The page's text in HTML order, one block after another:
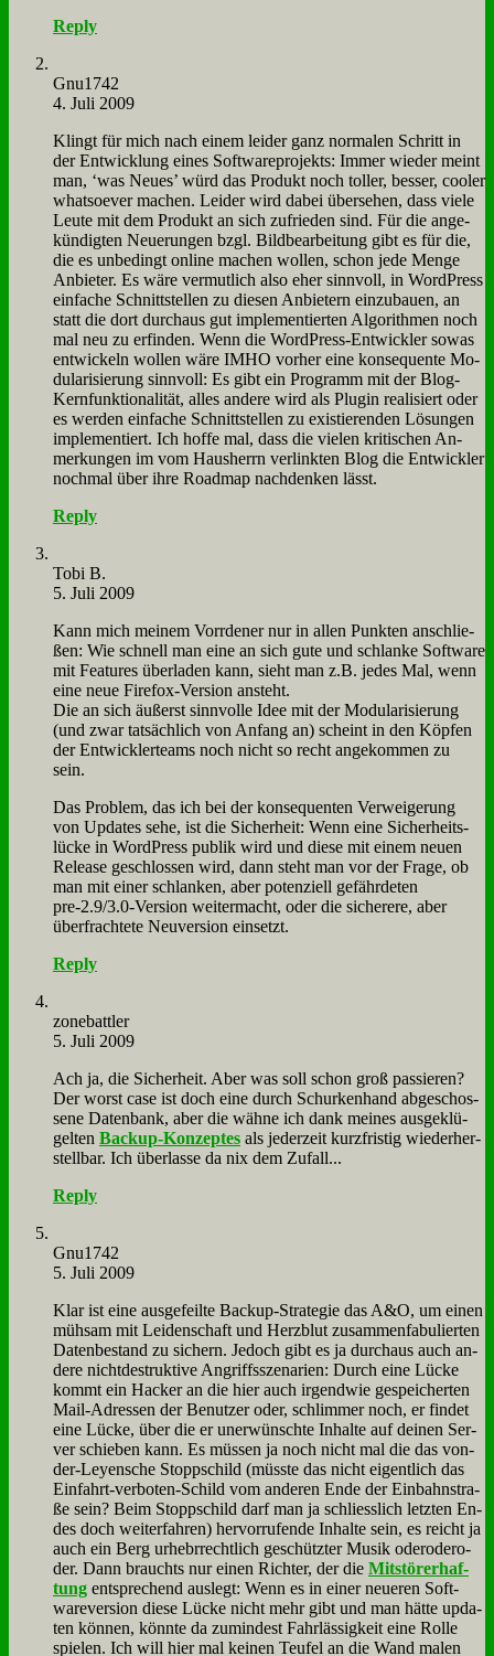
Reply
Gnu1742
4. Juli 2009
Klingt für mich nach ei­nem lei­der ganz nor­ma­len Schritt in
der Ent­wick­lung ei­nes Soft­ware­pro­jekts: Im­mer wie­der meint
man, ‘was Neu­es’ würd das Pro­dukt noch tol­ler, bes­ser, coo­ler
whatsoe­ver ma­chen. Lei­der wird da­bei über­se­hen, dass vie­le
Leu­te mit dem Pro­dukt an sich zu­frie­den sind. Für die an­ge­
kün­dig­ten Neue­run­gen bzgl. Bild­be­ar­bei­tung gibt es für die,
die es un­be­dingt on­line ma­chen wol­len, schon je­de Men­ge
An­bie­ter. Es wä­re ver­mut­lich al­so eher sinn­voll, in Word­Press
ein­fa­che Schnitt­stel­len zu die­sen An­bie­tern ein­zu­bau­en, an
statt die dort durch­aus gut im­ple­men­tier­ten Al­go­rith­men noch
mal neu zu er­fin­den. Wenn die Word­Press-Ent­wick­ler so­was
ent­wickeln wol­len wä­re IMHO vor­her ei­ne kon­se­quen­te Mo­
du­la­ri­sie­rung sinn­voll: Es gibt ein Pro­gramm mit der Blog-
Kern­funk­tio­na­li­tät, al­les an­de­re wird als Plug­in rea­li­siert oder
es wer­den ein­fa­che Schnitt­stel­len zu exi­stie­ren­den Lö­sun­gen
im­ple­men­tiert. Ich hof­fe mal, dass die vie­len kri­ti­schen An­
mer­kun­gen im vom Haus­herrn ver­link­ten Blog die Ent­wick­ler
noch­mal über ih­re Road­map nach­den­ken lässt.
Reply
To­bi B.
5. Juli 2009
Kann mich mei­nem Vorr­de­ner nur in al­len Punk­ten an­schlie­
ßen: Wie schnell man ei­ne an sich gu­te und schlan­ke Soft­ware
mit Fea­tures über­la­den kann, sieht man z.B. je­des Mal, wenn
ei­ne neue Fire­fox-Ver­si­on an­steht.
Die an sich äu­ßerst sinn­vol­le Idee mit der Mo­du­la­ri­sie­rung
(und zwar tat­säch­lich von An­fang an) scheint in den Köp­fen
der Ent­wick­ler­teams noch nicht so recht an­ge­kom­men zu
sein.
Das Pro­blem, das ich bei der kon­se­quen­ten Ver­wei­ge­rung
von Up­dates se­he, ist die Si­cher­heit: Wenn ei­ne Si­cher­heits­
lücke in Word­Press pu­blik wird und die­se mit ei­nem neu­en
Re­lease ge­schlos­sen wird, dann steht man vor der Fra­ge, ob
man mit ei­ner schlan­ken, aber po­ten­zi­ell ge­fähr­de­ten
pre‑2.9/3.0‑Version wei­ter­macht, oder die si­che­re­re, aber
über­frach­te­te Neu­ver­si­on ein­setzt.
Reply
zone­batt­ler
5. Juli 2009
Ach ja, die Si­cher­heit. Aber was soll schon groß pas­sie­ren?
Der worst ca­se ist doch ei­ne durch Schur­ken­hand ab­ge­schos­
se­ne Da­ten­bank, aber die wäh­ne ich dank mei­nes aus­ge­klü­
gel­ten Back­up-Kon­zep­tes als je­der­zeit kurz­fri­stig wie­der­her­
stell­bar. Ich über­las­se da nix dem Zu­fall...
Reply
Gnu1742
5. Juli 2009
Klar ist ei­ne aus­ge­feil­te Back­up-Stra­te­gie das A&O, um ei­nen
müh­sam mit Lei­den­schaft und Herz­blut zu­sam­men­fa­bu­lier­ten
Da­ten­be­stand zu si­chern. Je­doch gibt es ja durch­aus auch an­
de­re nicht­de­struk­ti­ve An­griffs­sze­na­ri­en: Durch ei­ne Lücke
kommt ein Hacker an die hier auch ir­gend­wie ge­spei­cher­ten
Mail-Adres­sen der Be­nut­zer oder, schlim­mer noch, er fin­det
ei­ne Lücke, über die er un­er­wünsch­te In­hal­te auf dei­nen Ser­
ver schie­ben kann. Es müs­sen ja noch nicht mal die das von-
der-Ley­en­sche Stopp­schild (müss­te das nicht ei­gent­lich das
Ein­fahrt-ver­bo­ten-Schild vom an­de­ren En­de der Ein­bahn­stra­
ße sein? Beim Stopp­schild darf man ja schliess­lich letz­ten En­
des doch wei­ter­fah­ren) her­vor­ru­fen­de In­hal­te sein, es reicht ja
auch ein Berg ur­he­br­recht­lich ge­schütz­ter Mu­sik odero­dero­
der. Dann brauchts nur ei­nen Rich­ter, der die Mitstö­rer­haf­
tung ent­spre­chend aus­legt: Wenn es in ei­ner neue­ren Soft­
ware­ver­si­on die­se Lücke nicht mehr gibt und man hät­te up­da­
ten kön­nen, könn­te da zu­min­dest Fahr­läs­sig­keit ei­ne Rol­le
spie­len. Ich will hier mal kei­nen Teu­fel an die Wand ma­len